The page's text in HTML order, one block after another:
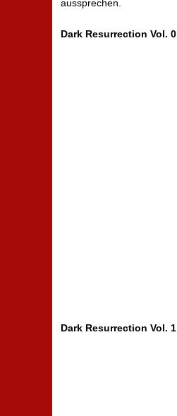
aussprechen.
Dark Resurrection Vol. 0
Dark Resurrection Vol. 1